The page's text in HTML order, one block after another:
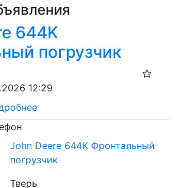
644K
погрузчик
12:29
John Deere 644K Фронтальный
погрузчик
Тверь